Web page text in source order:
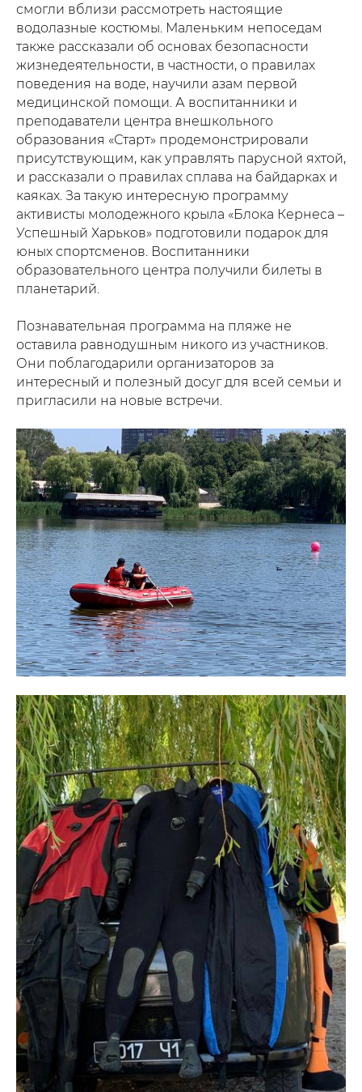
смогли вблизи рассмотреть настоящие
водолазные костюмы. Маленьким непоседам
также рассказали об основах безопасности
жизнедеятельности, в частности, о правилах
поведения на воде, научили азам первой
медицинской помощи. А воспитанники и
преподаватели центра внешкольного
образования «Старт» продемонстрировали
присутствующим, как управлять парусной яхтой,
и рассказали о правилах сплава на байдарках и
каяках. За такую ​​интересную программу
активисты молодежного крыла «Блока Кернеса –
Успешный Харьков» подготовили подарок для
юных спортсменов. Воспитанники
образовательного центра получили билеты в
планетарий.
Познавательная программа на пляже не
оставила равнодушным никого из участников.
Они поблагодарили организаторов за
интересный и полезный досуг для всей семьи и
пригласили на новые встречи.